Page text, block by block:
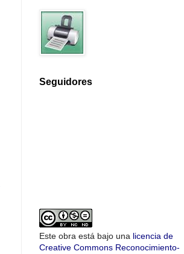
Seguidores
Este obra está bajo una licencia de
Creative Commons Reconocimiento-